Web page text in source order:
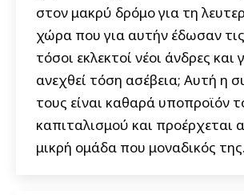
στον μακρύ δρόμο για τη
χώρα που για αυτήν έδωσαν
τόσοι εκλεκτοί νέοι άνδρες και
ανεχθεί τόση ασέβεια; Αυτή η
τους είναι καθαρά υποπροϊόν
καπιταλισμού και προέρχεται
μικρή ομάδα που μοναδικός